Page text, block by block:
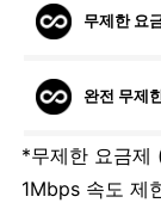
무제한 요
완전 무제
*무제한 요금제
1Mbps 속도 제